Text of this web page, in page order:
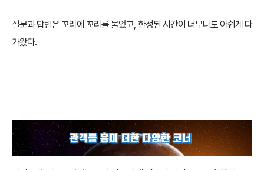
질문과 답변은 꼬리에 꼬리를 물었고, 한정된 시간이 너무나도 아쉽게 다
가왔다.